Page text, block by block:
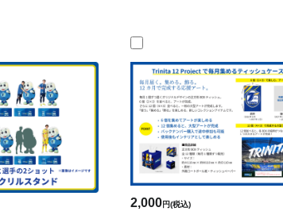
2,000円(税込)